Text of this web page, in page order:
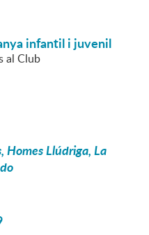
infantil i juvenil
al Club
Homes Llúdriga, La